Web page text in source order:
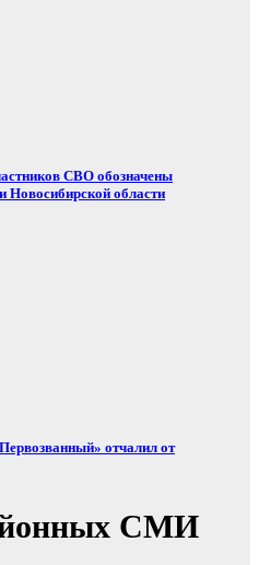
СВО обозначены
Новосибирской области
отчалил от